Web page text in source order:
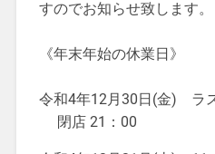
すのでお知らせ致します。
《年末年始の休業日》
令和4年12月30日(金) ラ
閉店 21：00